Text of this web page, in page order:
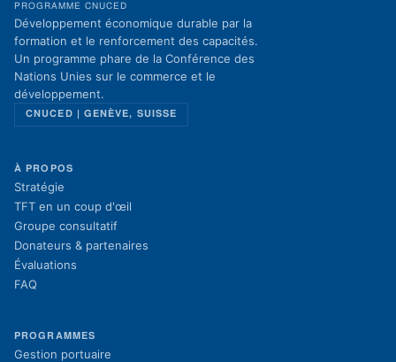
PROGRAMME CNUCED
Développement économique durable par la
formation et le renforcement des capacités.
Un programme phare de la Conférence des
Nations Unies sur le commerce et le
développement.
CNUCED | GENÈVE, SUISSE
À PROPOS
Stratégie
TFT en un coup d'œil
Groupe consultatif
Donateurs & partenaires
Évaluations
FAQ
PROGRAMMES
Gestion portuaire